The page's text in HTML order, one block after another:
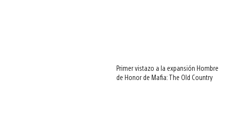
Primer vistazo a la expansión Hombre
de Honor de Mafia: The Old Country